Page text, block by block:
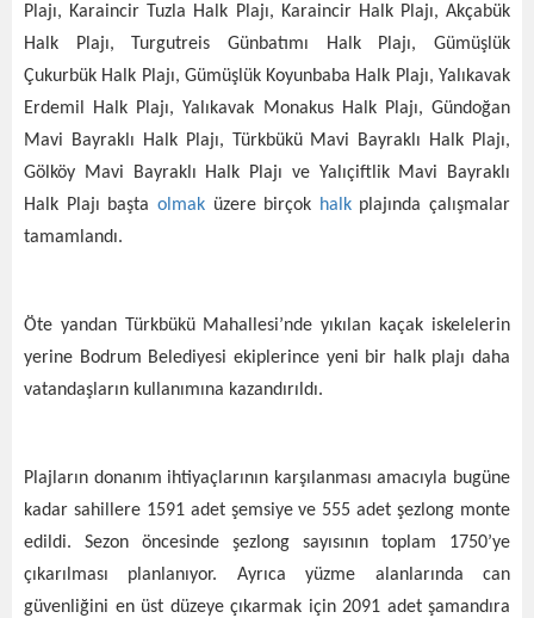
Plajı, Karaincir Tuzla Halk Plajı, Karaincir Halk Plajı, Akçabük
Halk Plajı, Turgutreis Günbatımı Halk Plajı, Gümüşlük
Çukurbük Halk Plajı, Gümüşlük Koyunbaba Halk Plajı, Yalıkavak
Erdemil Halk Plajı, Yalıkavak Monakus Halk Plajı, Gündoğan
Mavi Bayraklı Halk Plajı, Türkbükü Mavi Bayraklı Halk Plajı,
Gölköy Mavi Bayraklı Halk Plajı ve Yalıçiftlik Mavi Bayraklı
Halk Plajı başta olmaküzere birçok halkplajında çalışmalar
tamamlandı.
Öte yandan Türkbükü Mahallesi’nde yıkılan kaçak iskelelerin
yerine Bodrum Belediyesi ekiplerince yeni bir halk plajı daha
vatandaşların kullanımına kazandırıldı.
Plajların donanım ihtiyaçlarının karşılanması amacıyla bugüne
kadar sahillere 1591 adet şemsiye ve 555 adet şezlong monte
edildi. Sezon öncesinde şezlong sayısının toplam 1750’ye
çıkarılması planlanıyor. Ayrıca yüzme alanlarında can
güvenliğini en üst düzeye çıkarmak için 2091 adet şamandıra